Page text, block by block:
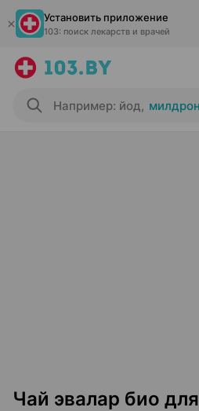
Установить приложение
103: поиск лекарств и врачей
Например: йод,
Чай эвалар био